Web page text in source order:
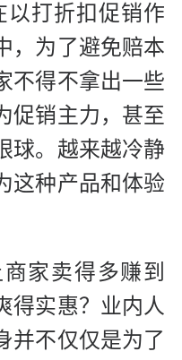
以打折扣促销作
，为了避免赔本
不得不拿出一些
促销主力，甚至
球。越来越冷静
这种产品和体验
家卖得多赚到
得实惠？业内人
并不仅仅是为了